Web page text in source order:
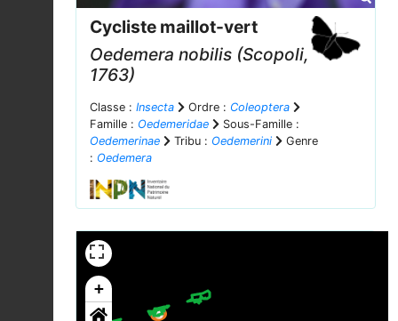
Cycliste maillot-vert
Oedemera nobilis (Scopoli,
1763)
Classe : Insecta Ordre : Coleoptera
Famille : Oedemeridae
Sous-Famille :
Oedemerinae
Tribu : Oedemerini
Genre
: Oedemera
+